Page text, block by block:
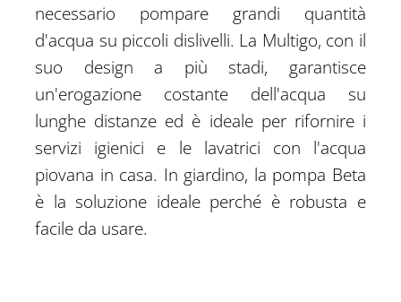
necessario pompare grandi quantità
d'acqua su piccoli dislivelli. La Multigo, con il
suo design a più stadi, garantisce
un'erogazione costante dell'acqua su
lunghe distanze ed è ideale per rifornire i
servizi igienici e le lavatrici con l'acqua
piovana in casa. In giardino, la pompa Beta
è la soluzione ideale perché è robusta e
facile da usare.